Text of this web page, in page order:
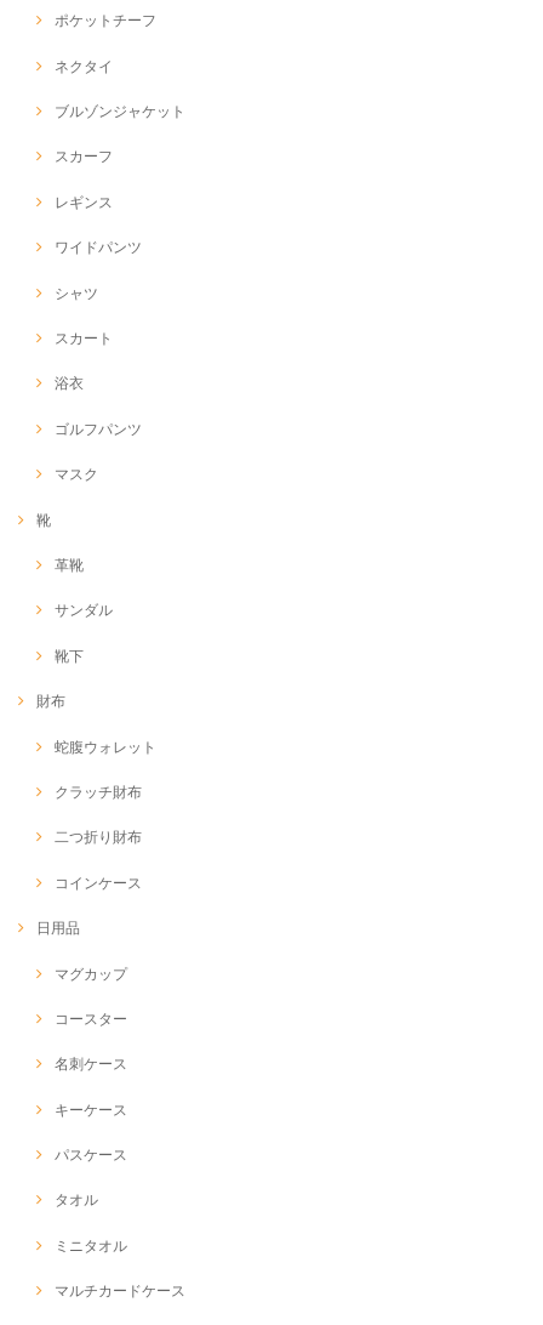
ポケットチーフ
ネクタイ
ブルゾンジャケット
スカーフ
レギンス
ワイドパンツ
シャツ
スカート
浴衣
ゴルフパンツ
マスク
靴
革靴
サンダル
靴下
財布
蛇腹ウォレット
クラッチ財布
二つ折り財布
コインケース
日用品
マグカップ
コースター
名刺ケース
キーケース
パスケース
タオル
ミニタオル
マルチカードケース